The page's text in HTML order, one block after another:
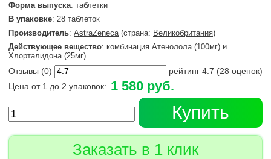
Форма выпуска: таблетки
В упаковке: 28 таблеток
Производитель: AstraZeneca(страна: Великобритания)
Действующее вещество: комбинация Атенолола (100мг) и
Хлорталидона (25мг)
Отзывы (0) рейтинг 4.7 (28 оценок)
Цена от 1 до 2 упаковок: 1 580 руб.
Купить
Заказать в 1 клик